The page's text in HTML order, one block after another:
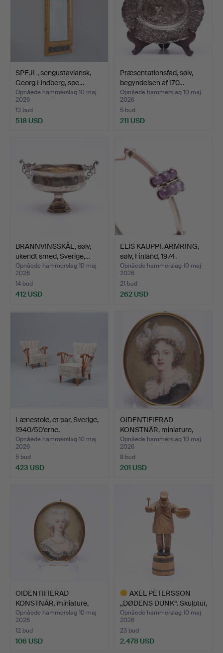
SPEJL, sengustaviansk,
Georg Lindberg, spe…
Opnåede hammerslag 10 maj
2026
13 bud
518 USD
Præsentationsfad, sølv,
begyndelsen af 170…
Opnåede hammerslag 10 maj
2026
5 bud
211 USD
BRÄNNVINSSKÅL, sølv,
ukendt smed, Sverige,…
Opnåede hammerslag 10 maj
2026
14 bud
412 USD
ELIS KAUPPI. ARMRING,
sølv, Finland, 1974.
Opnåede hammerslag 10 maj
2026
21 bud
262 USD
Lænestole, et par, Sverige,
1940/50'erne.
Opnåede hammerslag 10 maj
2026
5 bud
423 USD
OIDENTIFIERAD
KONSTNÄR. miniature,
blandet…
Opnåede hammerslag 10 maj
2026
9 bud
201 USD
OIDENTIFIERAD
KONSTNÄR. miniature,
blanded…
Opnåede hammerslag 10 maj
2026
12 bud
106 USD
AXEL PETERSSON
„DØDENS DUNK“. Skulptur,
„R…
Opnåede hammerslag 10 maj
2026
23 bud
2.478 USD